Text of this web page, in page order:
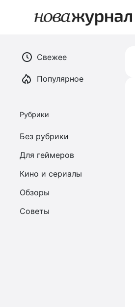
Свежее
Популярное
Рубрики
Без рубрики
Для геймеров
Кино и сериалы
Обзоры
Советы